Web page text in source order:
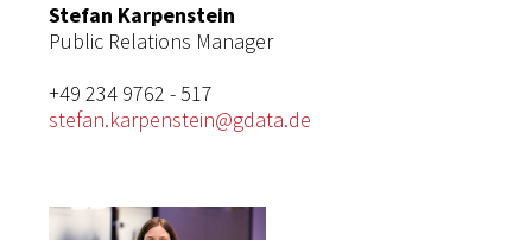
Stefan Karpenstein
Public Relations Manager
+49 234 9762 - 517
stefan.karpenstein@gdata.de